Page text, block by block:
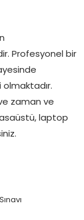
Profesyonel bir
zaman ve
laptop